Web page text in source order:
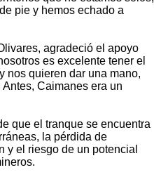
pie y hemos echado a
agradeció el apoyo
es excelente tener el
nos quieren dar una mano,
Caimanes era un
que el tranque se encuentra
la pérdida de
y el riesgo de un potencial